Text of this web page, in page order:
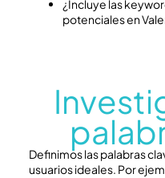
¿Incluye las
potenciales en
Definimos las palabras
usuarios ideales. Por